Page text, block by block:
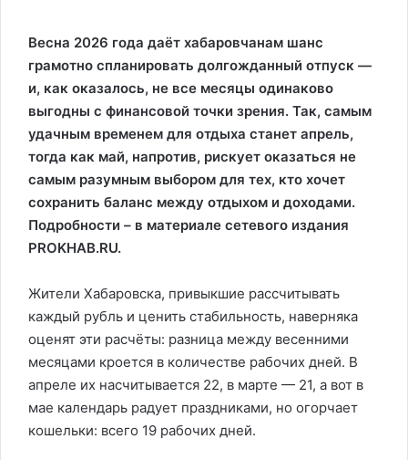
Весна 2026 года даёт хабаровчанам шанс
грамотно спланировать долгожданный отпуск —
и, как оказалось, не все месяцы одинаково
выгодны с финансовой точки зрения. Так, самым
удачным временем для отдыха станет апрель,
тогда как май, напротив, рискует оказаться не
самым разумным выбором для тех, кто хочет
сохранить баланс между отдыхом и доходами.
Подробности – в материале сетевого издания
PROKHAB.RU.
Жители Хабаровска, привыкшие рассчитывать
каждый рубль и ценить стабильность, наверняка
оценят эти расчёты: разница между весенними
месяцами кроется в количестве рабочих дней. В
апреле их насчитывается 22, в марте — 21, а вот в
мае календарь радует праздниками, но огорчает
кошельки: всего 19 рабочих дней.